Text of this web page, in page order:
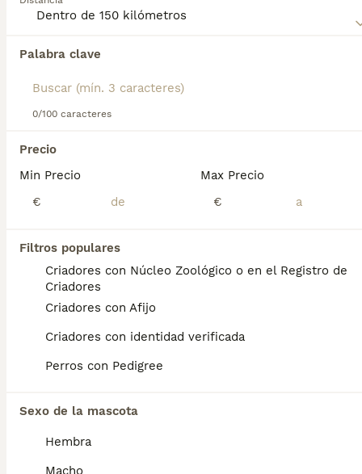
Palabra clave
0/100 caracteres
Precio
Min Precio
€
Max Precio
€
Filtros populares
Criadores con Núcleo Zoológico o en el Registro de
Criadores
Criadores con Afijo
Criadores con identidad verificada
Perros con Pedigree
Sexo de la mascota
Hembra
Macho
perro.Encontramos 0 Affenpinscher Cachorros en
Si deseas exactamente esta búsqueda guarda tu
búsqueda y espera el resultado perfecto:
Preguntas frecuentes
¿Cuánto cuesta un cachorro
de Affenpinscher?
El coste medio de un cachorro de
Affenpinscher en España es de
aproximadamente 428€, aunque los precios
pueden variar según factores como el
¿Cómo es el carácter de